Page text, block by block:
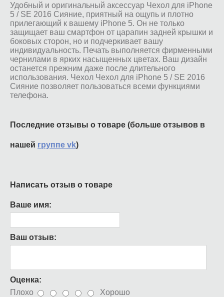
Удобный и оригинальный аксессуар Чехол для iPhone
5 / SE 2016 Сияние, приятный на ощупь и плотно
прилегающий к вашему iPhone 5. Он не только
защищает ваш смартфон от царапин задней крышки и
боковых сторон, но и подчеркивает вашу
индивидуальность. Печать выполняется фирменными
чернилами в ярких насыщенных цветах. Ваш дизайн
останется прежним даже после длительного
использования. Чехол Чехол для iPhone 5 / SE 2016
Сияние позволяет пользоваться всеми функциями
телефона.
Последние отзывы о товаре (больше отзывов в
нашей группе vk)
Написать отзыв о товаре
Ваше имя:
Ваш отзыв:
Оценка:
Плохо
Хорошо